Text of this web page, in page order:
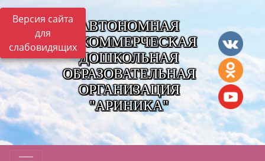
Версия сайта
для
слабовидящих
АВТОНОМНАЯ
НЕКОММЕРЧЕСКАЯ
ДОШКОЛЬНАЯ
ОБРАЗОВАТЕЛЬНАЯ
ОРГАНИЗАЦИЯ
"АРИНИКА"